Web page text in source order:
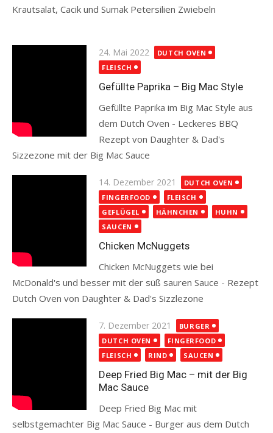
Krautsalat, Cacik und Sumak Petersilien Zwiebeln
Posted
on
24. Mai 2022
DUTCH OVEN
FLEISCH
Gefüllte Paprika – Big Mac Style
Gefüllte Paprika im Big Mac Style aus
dem Dutch Oven - Leckeres BBQ
Rezept von Daughter & Dad's
Sizzezone mit der Big Mac Sauce
Posted
on
14. Dezember 2021
DUTCH OVEN
FINGERFOOD
FLEISCH
GEFLÜGEL
HÄHNCHEN
HUHN
SAUCEN
Chicken McNuggets
Chicken McNuggets wie bei
McDonald's und besser mit der süß sauren Sauce - Rezept
Dutch Oven von Daughter & Dad's Sizzlezone
Posted
on
7. Dezember 2021
BURGER
DUTCH OVEN
FINGERFOOD
FLEISCH
RIND SAUCEN
Deep Fried Big Mac – mit der Big
Mac Sauce
Deep Fried Big Mac mit
selbstgemachter Big Mac Sauce - Burger aus dem Dutch